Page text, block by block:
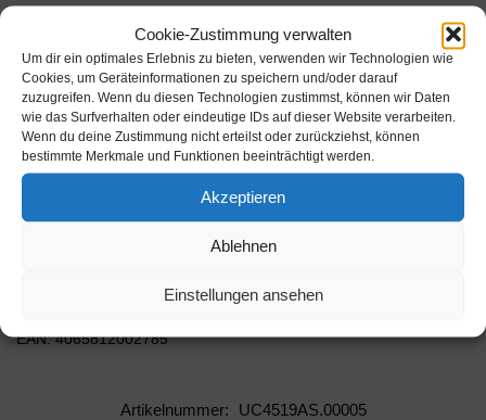
Cookie-Zustimmung verwalten
Um dir ein optimales Erlebnis zu bieten, verwenden wir Technologien wie
Cookies, um Geräteinformationen zu speichern und/oder darauf
zuzugreifen. Wenn du diesen Technologien zustimmst, können wir Daten
wie das Surfverhalten oder eindeutige IDs auf dieser Website verarbeiten.
Wenn du deine Zustimmung nicht erteilst oder zurückziehst, können
bestimmte Merkmale und Funktionen beeinträchtigt werden.
Akzeptieren
Ablehnen
Einstellungen ansehen
Beschreibung
Frauen Langarmshirt aus transparentem Mesh sowie einem
aufregenden Alloverprint. Das Shirt hat einen leichten Rollkragen
und etwas ausgestellte Ärm…
Farbe: Charcoal Größe: XL
AAN: UC4519AS.00005
EAN: 4065812002785
Artikelnummer:
UC4519AS.00005